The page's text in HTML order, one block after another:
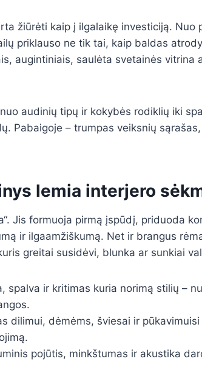
žiūrėti kaip į ilgalaikę investiciją. Nuo
priklauso ne tik tai, kaip baldas
augintiniais, saulėta svetainės vitrina
audinių tipų ir kokybės rodiklių iki
Pabaigoje – trumpas veiksnių
lemia interjero
Jis formuoja pirmą įspūdį, priduoda
ir ilgaamžiškumą. Net ir brangus
greitai susidėvi, blunka ar sunkiai
spalva ir kritimas kuria norimą stilių –
dilimui, dėmėms, šviesai ir
pojūtis, minkštumas ir akustika